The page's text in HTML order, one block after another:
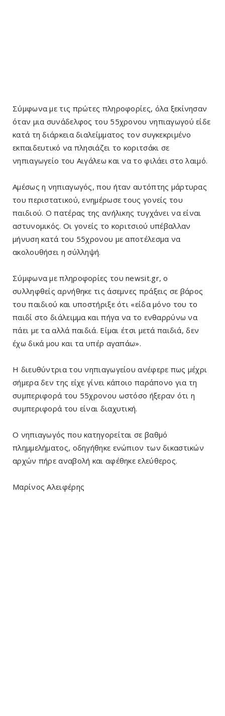
Σύμφωνα με τις πρώτες πληροφορίες, όλα ξεκίνησαν
όταν μια συνάδελφος του 55χρονου νηπιαγωγού είδε
κατά τη διάρκεια διαλείμματος τον συγκεκριμένο
εκπαιδευτικό να πλησιάζει το κοριτσάκι σε
νηπιαγωγείο του Αιγάλεω και να το φιλάει στο λαιμό.
Αμέσως η νηπιαγωγός, που ήταν αυτόπτης μάρτυρας
του περιστατικού, ενημέρωσε τους γονείς του
παιδιού. Ο πατέρας της ανήλικης τυγχάνει να είναι
αστυνομικός. Οι γονείς το κοριτσιού υπέβαλλαν
μήνυση κατά του 55χρονου με αποτέλεσμα να
ακολουθήσει η σύλληψή.
Σύμφωνα με πληροφορίες του newsit.gr, ο
συλληφθείς αρνήθηκε τις άσεμνες πράξεις σε βάρος
του παιδιού και υποστήριξε ότι «είδα μόνο του το
παιδί στο διάλειμμα και πήγα να το ενθαρρύνω να
πάει με τα αλλά παιδιά. Είμαι έτσι μετά παιδιά, δεν
έχω δικά μου και τα υπέρ αγαπάω».
Η διευθύντρια του νηπιαγωγείου ανέφερε πως μέχρι
σήμερα δεν της είχε γίνει κάποιο παράπονο για τη
συμπεριφορά του 55χρονου ωστόσο ήξεραν ότι η
συμπεριφορά του είναι διαχυτική.
Ο νηπιαγωγός που κατηγορείται σε βαθμό
πλημμελήματος, οδηγήθηκε ενώπιον των δικαστικών
αρχών πήρε αναβολή και αφέθηκε ελεύθερος.
Μαρίνος Αλειφέρης